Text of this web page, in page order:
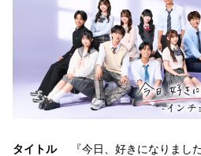
タイトル
『今日、好きになりまし